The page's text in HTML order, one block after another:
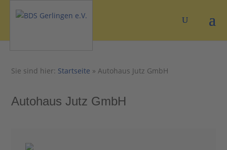
Sie sind hier: Startseite »Autohaus Jutz GmbH
Autohaus Jutz GmbH